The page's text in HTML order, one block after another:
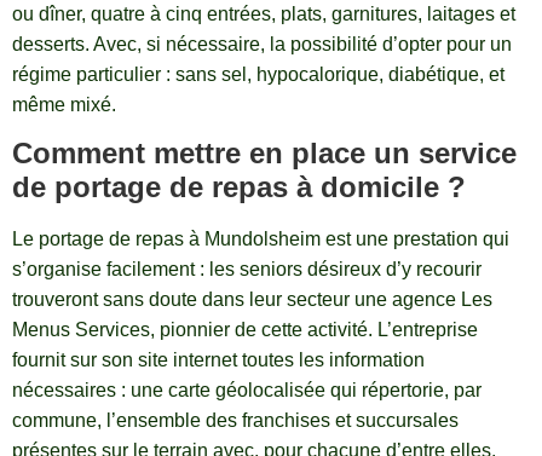
ou dîner, quatre à cinq entrées, plats, garnitures, laitages et
desserts. Avec, si nécessaire, la possibilité d’opter pour un
régime particulier : sans sel, hypocalorique, diabétique, et
même mixé.
Comment mettre en place un service
de portage de repas à domicile ?
Le portage de repas à Mundolsheim est une prestation qui
s’organise facilement : les seniors désireux d’y recourir
trouveront sans doute dans leur secteur une agence Les
Menus Services, pionnier de cette activité. L’entreprise
fournit sur son site internet toutes les information
nécessaires : une carte géolocalisée qui répertorie, par
commune, l’ensemble des franchises et succursales
présentes sur le terrain avec, pour chacune d’entre elles,